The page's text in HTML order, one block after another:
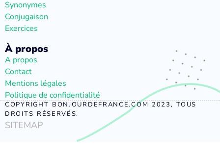
Synonymes
Conjugaison
Exercices
À propos
A propos
Contact
Mentions légales
Politique de confidentialité
COPYRIGHT BONJOURDEFRANCE.COM 2023, TOUS
DROITS RÉSERVÉS.
SITEMAP